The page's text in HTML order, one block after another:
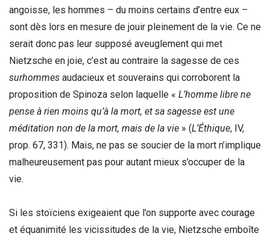
angoisse, les hommes – du moins certains d’entre eux –
sont dès lors en mesure de jouir pleinement de la vie. Ce ne
serait donc pas leur supposé aveuglement qui met
Nietzsche en joie, c’est au contraire la sagesse de ces
surhommes audacieux et souverains qui corroborent la
proposition de Spinoza selon laquelle « L’homme libre ne
pense à rien moins qu’à la mort, et sa sagesse est une
méditation non de la mort, mais de la vie » (L’Éthique, IV,
prop. 67, 331). Mais, ne pas se soucier de la mort n’implique
malheureusement pas pour autant mieux s’occuper de la
vie.
Si les stoïciens exigeaient que l’on supporte avec courage
et équanimité les vicissitudes de la vie, Nietzsche emboîte